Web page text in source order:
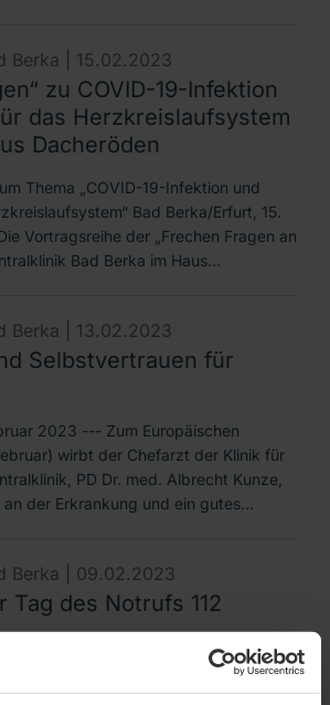
Berka | 15.02.2023
zu COVID-19-Infektion
das Herzkreislaufsystem
Dacheröden
Thema „COVID-19-Infektion und
Bad Berka/Erfurt, 15.
Vortragsreihe der „Frechen Fragen an
Bad Berka im Haus…
Berka | 13.02.2023
Selbstvertrauen für
2023 --- Zum Europäischen
wirbt der Chefarzt der Klinik für
PD Dr. med. Albrecht Kunze,
der Erkrankung und ein gutes…
Berka | 09.02.2023
Tag des Notrufs 112
und ohne Grund in die
Berka, 9. Februar 2023 --- Zum
Notrufs 112 (11. Februar) rät der